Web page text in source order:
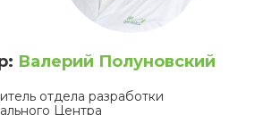
Валерий Полуновский
отдела разработки
Центра